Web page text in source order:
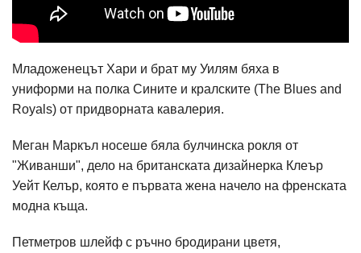
Младоженецът Хари и брат му Уилям бяха в
униформи на полка Сините и кралските (The Blues and
Royals) от придворната кавалерия.
Меган Маркъл носеше бяла булчинска рокля от
"Живанши", дело на британската дизайнерка Клеър
Уейт Келър, която е първата жена начело на френската
модна къща.
Петметров шлейф с ръчно бродирани цветя,